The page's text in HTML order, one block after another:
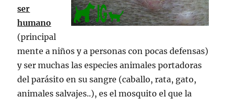
ser
humano
(principal
mente a niños y a personas con pocas defensas)
y ser muchas las especies animales portadoras
del parásito en su sangre (caballo, rata, gato,
animales salvajes..), es el mosquito el que la